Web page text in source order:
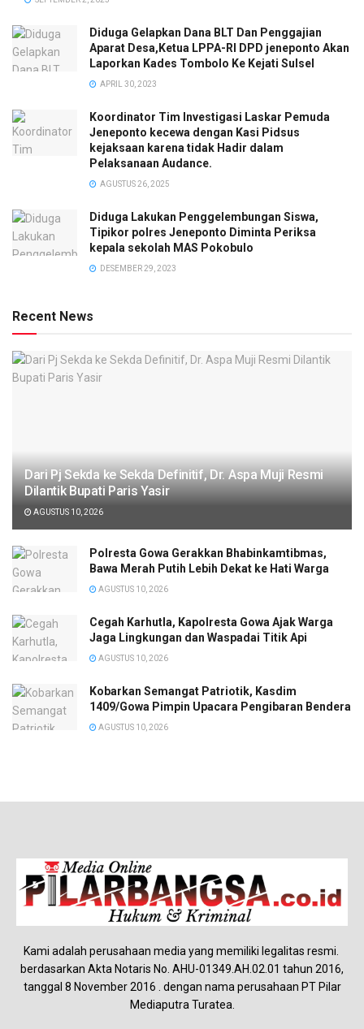
Diduga Gelapkan Dana BLT Dan Penggajian
Aparat Desa,Ketua LPPA-RI DPD jeneponto Akan
Laporkan Kades Tombolo Ke Kejati Sulsel
APRIL 30, 2023
Koordinator Tim Investigasi Laskar Pemuda
Jeneponto kecewa dengan Kasi Pidsus
kejaksaan karena tidak Hadir dalam
Pelaksanaan Audance.
AGUSTUS 26, 2025
Diduga Lakukan Penggelembungan Siswa,
Tipikor polres Jeneponto Diminta Periksa
kepala sekolah MAS Pokobulo
DESEMBER 29, 2023
Recent News
Dari Pj Sekda ke Sekda Definitif, Dr. Aspa Muji Resmi
Dilantik Bupati Paris Yasir
AGUSTUS 10, 2026
Polresta Gowa Gerakkan Bhabinkamtibmas,
Bawa Merah Putih Lebih Dekat ke Hati Warga
AGUSTUS 10, 2026
Cegah Karhutla, Kapolresta Gowa Ajak Warga
Jaga Lingkungan dan Waspadai Titik Api
AGUSTUS 10, 2026
Kobarkan Semangat Patriotik, Kasdim
1409/Gowa Pimpin Upacara Pengibaran Bendera
AGUSTUS 10, 2026
Kami adalah perusahaan media yang memiliki legalitas resmi.
berdasarkan Akta Notaris No. AHU-01349.AH.02.01 tahun 2016,
tanggal 8 November 2016 . dengan nama perusahaan PT Pilar
Mediaputra Turatea.